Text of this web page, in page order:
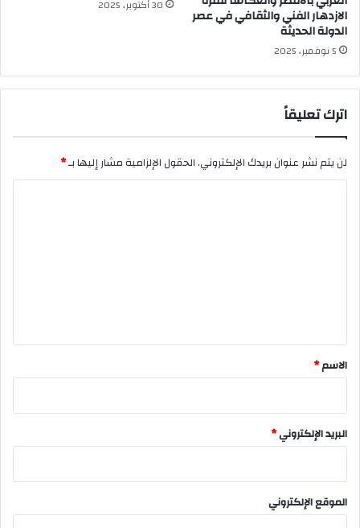
الازدهار الفني والثقافي في عصر
الدولة الحديثة
5 نوفمبر، 2025
30 أكتوبر، 2025
اترك تعليقاً
لن يتم نشر عنوان بريدك الإلكتروني.الحقول الإلزامية مشار إليها بـ*
*
الاسم*
البريد الإلكتروني*
الموقع الإلكتروني